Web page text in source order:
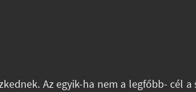
Az egyik-ha nem a legfőbb- cél